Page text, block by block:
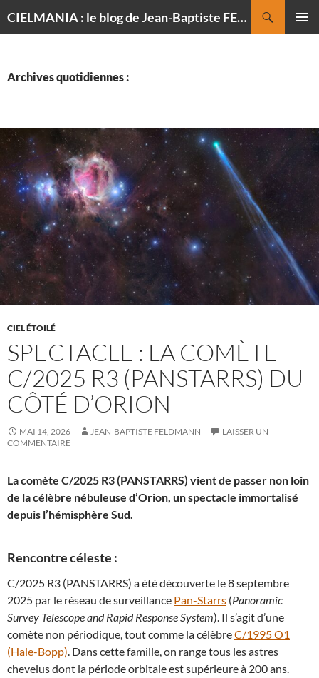
CIELMANIA : le blog de Jean-Baptiste FELDMANN, photographe du ciel
Archives quotidiennes :
CIEL ÉTOILÉ
SPECTACLE : LA COMÈTE
C/2025 R3 (PANSTARRS) DU
CÔTÉ D’ORION
MAI 14, 2026 JEAN-BAPTISTE FELDMANN
LAISSER UN
COMMENTAIRE
La comète C/2025 R3 (PANSTARRS) vient de passer non loin
de la célèbre nébuleuse d’Orion, un spectacle immortalisé
depuis l’hémisphère Sud.
Rencontre céleste :
C/2025 R3 (PANSTARRS) a été découverte le 8 septembre
2025 par le réseau de surveillance Pan-Starrs (Panoramic
Survey Telescope and Rapid Response System). Il s’agit d’une
comète non périodique, tout comme la célèbreC/1995 O1
(Hale-Bopp). Dans cette famille, on range tous les astres
chevelus dont la période orbitale est supérieure à 200 ans.